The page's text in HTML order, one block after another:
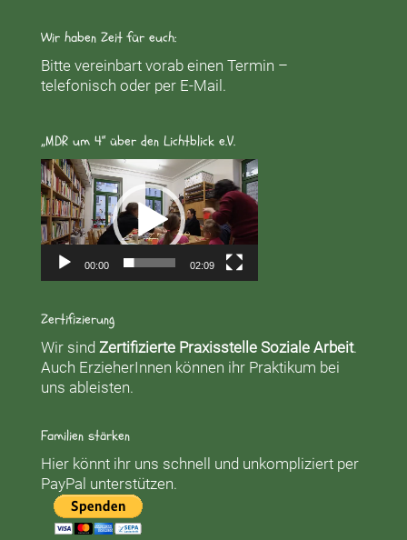
Wir haben Zeit für euch:
Bitte vereinbart vorab einen Termin –
telefonisch oder per E-Mail.
„MDR um 4“ über den Lichtblick e.V.
Video-
Player
00:00 02:09
Zertifizierung
Wir sind Zertifizierte Praxisstelle Soziale Arbeit.
Auch ErzieherInnen können ihr Praktikum bei
uns ableisten.
Familien stärken
Hier könnt ihr uns schnell und unkompliziert per
PayPal unterstützen.